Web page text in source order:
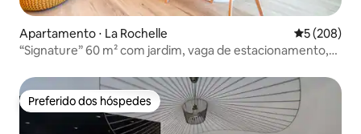
Apartamento ⋅ La Rochelle 5 de uma
5 (208)
“Signature” 60 m² com jardim, vaga de estacionamento,
Preferido dos hóspedes
Preferido dos hóspedes